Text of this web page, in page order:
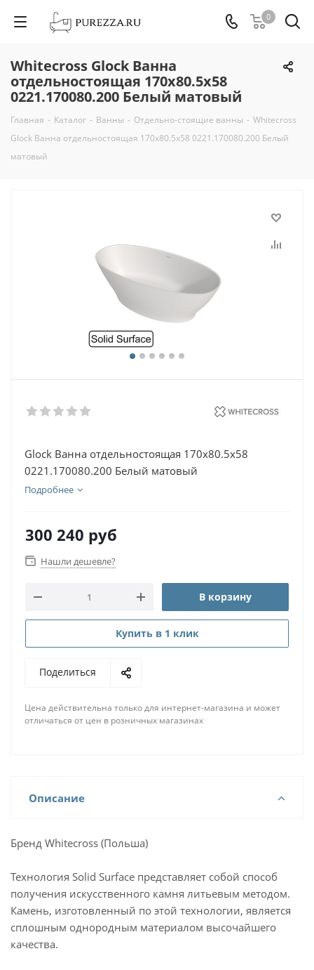
0
Whitecross Glock Ванна
отдельностоящая 170х80.5х58
0221.170080.200 Белый матовый
Главная - Каталог - Ванны - Отдельно-стоящие ванны - Whitecross
Glock Ванна отдельностоящая 170х80.5х58 0221.170080.200 Белый
матовый
Glock Ванна отдельностоящая 170х80.5х58
0221.170080.200 Белый матовый
Подробнее
300 240 руб
Нашли дешевле?
В корзину
Купить в 1 клик
Поделиться
Цена действительна только для интернет-магазина и может
отличаться от цен в розничных магазинах
Описание
Бренд Whitecross (Польша)
Технология Solid Surface представляет собой способ
получения искусственного камня литьевым методом.
Камень, изготовленный по этой технологии, является
сплошным однородным материалом высочайшего
качества.